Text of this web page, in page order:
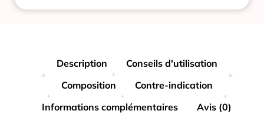
Description
Conseils d'utilisation
Composition
Contre-indication
Informations complémentaires
Avis (0)